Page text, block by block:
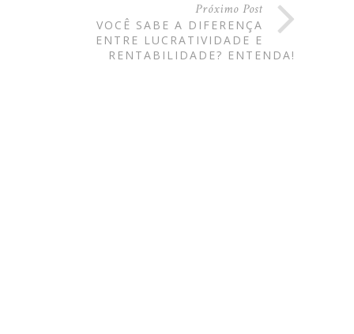
Próximo Post
VOCÊ SABE A DIFERENÇA
ENTRE LUCRATIVIDADE E
RENTABILIDADE? ENTENDA!